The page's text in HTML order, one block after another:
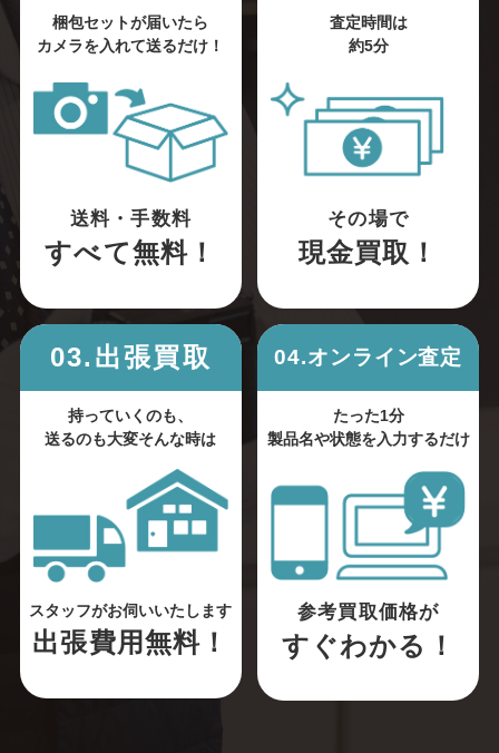
梱包セットが届いたら
カメラを入れて送るだけ！
送料・手数料
すべて無料！
査定時間は
約5分
その場で
現金買取！
03.出張買取
持っていくのも、
送るのも大変そんな時は
スタッフがお伺いいたします
出張費用無料！
04.オンライン査定
たった1分
製品名や状態を入力するだけ
参考買取価格が
すぐわかる！